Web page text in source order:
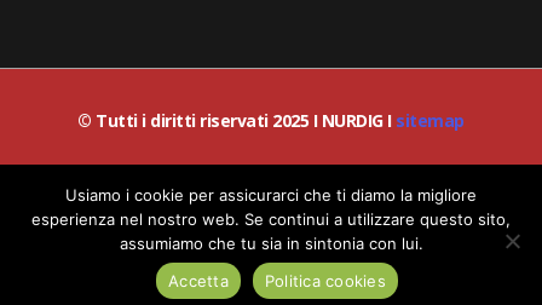
© Tutti i diritti riservati 2025 I NURDIG I sitemap
© Lead-IA S.r.l. I P.IVA / C.F.: 06387200659
Politica dei Cookies|Politica Privacy
Usiamo i cookie per assicurarci che ti diamo la migliore
esperienza nel nostro web. Se continui a utilizzare questo sito,
assumiamo che tu sia in sintonia con lui.
Accetta
Politica cookies
Richiedi informazioni!